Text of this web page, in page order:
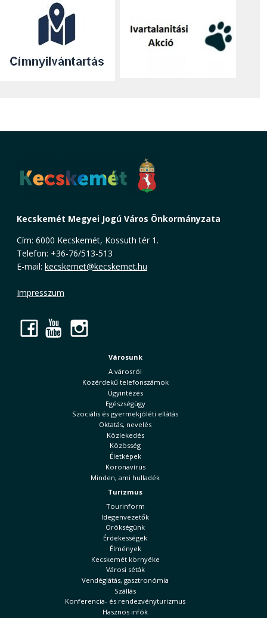
Kecskemét Megyei Jogú Város Önkormányzata
Cím: 6000 Kecskemét, Kossuth tér 1.
Telefon: +36-76/513-513
E-mail: kecskemet@kecskemet.hu
Impresszum
Facebook
YouTube
Városunk
A városról
Közérdekű telefonszámok
Ügyintézés
Egészségügy
Szociális és gyermekjóléti ellátás
Oktatás, nevelés
Közlekedés
Közösség
Életképek
Koronavírus
Minden, ami hulladék
Turizmus
Tourinform
Idegenvezetők
Örökségünk
Érdekességek
Élmények
Kecskemét környéke
Városi séták
Vendéglátás, gasztronómia
Szállás
Konferencia- és rendezvényturizmus
Hasznos infók